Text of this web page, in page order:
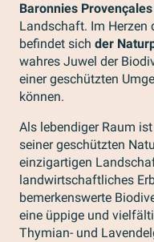
Baronnies Provençales
Landschaft. Im Herzen
befindet sich der
wahres Juwel der
einer geschützten
können.
Als lebendiger Raum
seiner geschützten
einzigartigen
landwirtschaftliches
bemerkenswerte
eine üppige und
Thymian- und